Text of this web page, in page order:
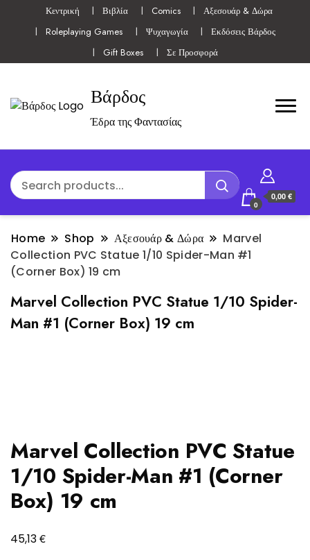
Κεντρική Βιβλία Comics
Αξεσουάρ & Δώρα
Roleplaying Games
Ψυχαγωγία
Εκδόσεις Βάρδος
Gift Boxes
Σε Προσφορά
Βάρδος
Έδρα της Φαντασίας
0
0,00 €
Home Shop Αξεσουάρ & Δώρα
Marvel
Collection PVC Statue 1/10 Spider-Man #1
(Corner Box) 19 cm
Marvel Collection PVC Statue 1/10 Spider-
Man #1 (Corner Box) 19 cm
Marvel Collection PVC Statue
1/10 Spider-Man #1 (Corner
Box) 19 cm
45,13€